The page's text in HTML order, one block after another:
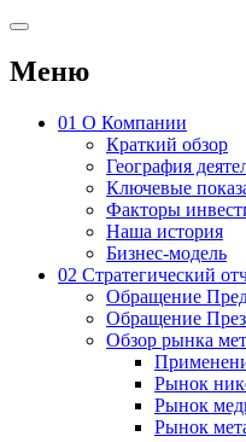
Меню
01 О Компании
Краткий обзор
География
Ключевые
Факторы
Наша история
Бизнес-модель
02 Стратегический
Обращение
Обращение
Обзор рынка
Рынок
Рынок
Рынок